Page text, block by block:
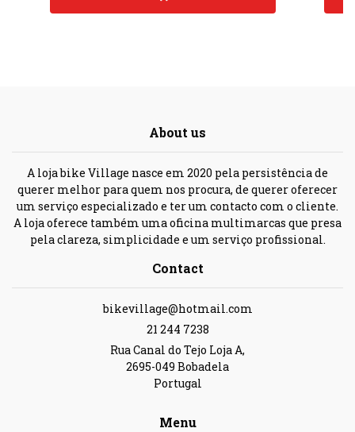
About us
A loja bike Village nasce em 2020 pela persistência de
querer melhor para quem nos procura, de querer oferecer
um serviço especializado e ter um contacto com o cliente.
A loja oferece também uma oficina multimarcas que presa
pela clareza, simplicidade e um serviço profissional.
Contact
bikevillage@hotmail.com
21 244 7238
Rua Canal do Tejo Loja A,
2695-049 Bobadela
Portugal
Menu